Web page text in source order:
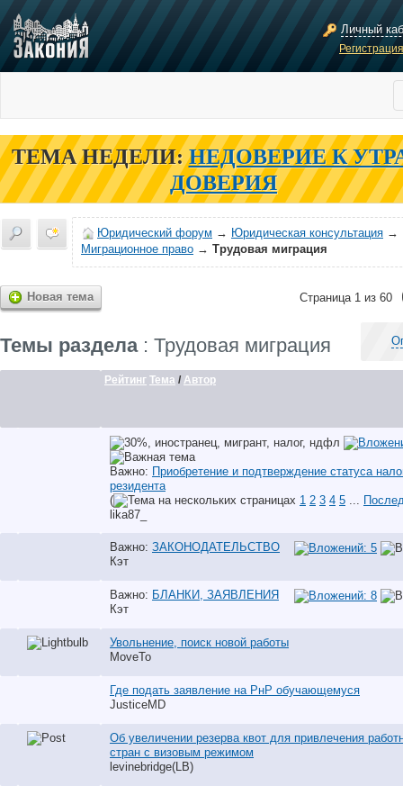
Личный
ТЕМА НЕДЕЛИ: НЕДОВЕРИЕ К
ДОВЕРИЯ
Юридический форум → Юридическая консультация →
Миграционное право → Трудовая миграция
Новая тема Страница 1 из 60
Темы раздела: Трудовая миграция
Рейтинг Тема / Автор
Важно: Приобретение и подтверждение статуса
резидента
(
1 2 3 4 5
lika87_
Важно: ЗАКОНОДАТЕЛЬСТВО
Кэт
Важно: БЛАНКИ, ЗАЯВЛЕНИЯ
Кэт
Увольнение, поиск новой работы
MoveTo
Где подать заявление на РнР обучающемуся
JusticeMD
Об увеличении резерва квот для привлечения
стран с визовым режимом
levinebridge(LB)